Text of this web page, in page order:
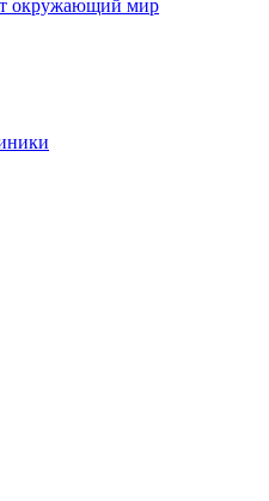
окружающий мир